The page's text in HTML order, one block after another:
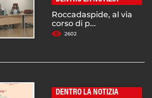
Roccadaspide, al via
corso di p...
2602
DENTRO LA NOTIZIA